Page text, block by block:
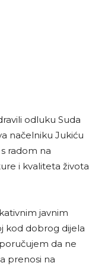
odluku Suda
načelniku Jukiću
radom na
i kvaliteta života
javnim
kod dobrog dijela
da ne
prenosi na